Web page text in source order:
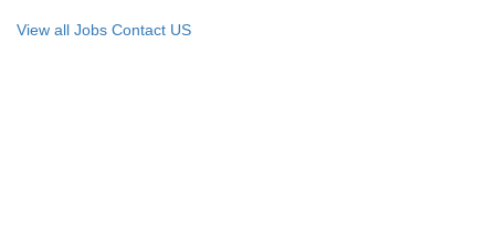
View all Jobs Contact US